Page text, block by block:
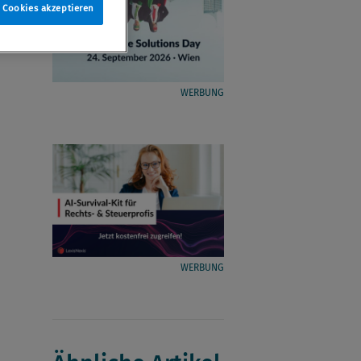
WERBUNG
WERBUNG
Cookies akzeptieren